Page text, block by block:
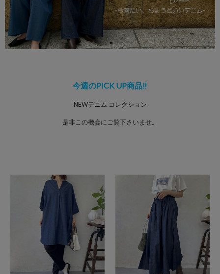
今週のPICK UP商品‼
NEWデニム コレクション
是非この機会にご覧下さいませ。